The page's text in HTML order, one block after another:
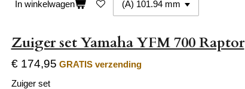
In winkelwagen
Zuiger set Yamaha YFM 700 Raptor
€ 174,95 GRATIS verzending
Zuiger set